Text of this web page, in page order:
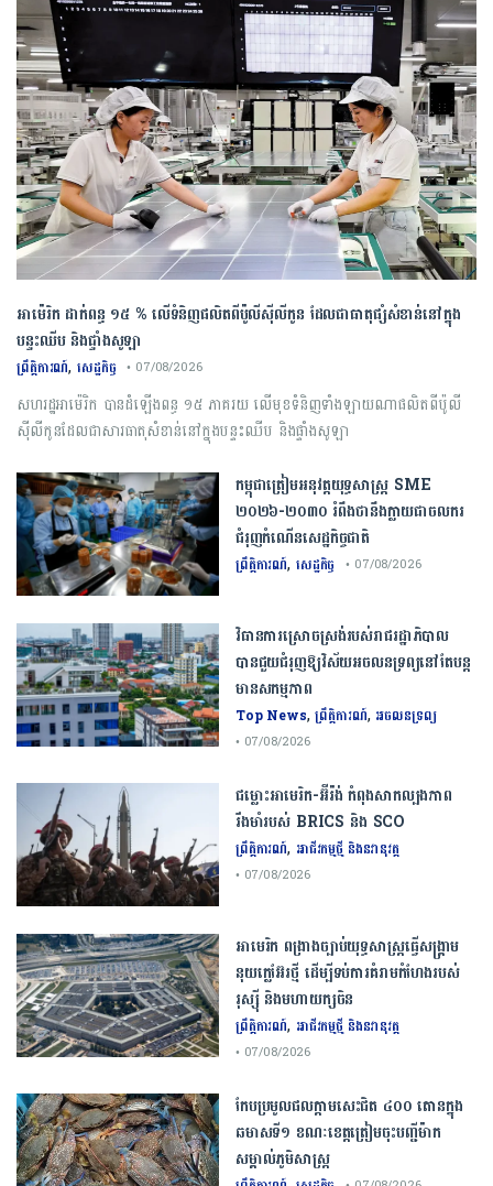
អាម៉េរិក ដាក់ពន្ធ ១៥ % លើទំនិញផលិតពីប៉ូលីស៊ីលីកូន ដែលជាធាតុផ្សំសំខាន់នៅក្នុង
បន្ទះឈីប និងផ្ទាំងសូឡា
ព្រឹត្តិការណ៍, សេដ្ឋកិច្ច • 07/08/2026
សហរដ្ឋអាម៉េរិក បានដំឡើងពន្ធ ១៥ ភាគរយ លើមុខទំនិញទាំងឡាយណាផលិតពីប៉ូលី
ស៊ីលីកូនដែលជាសារធាតុសំខាន់នៅក្នុងបន្ទះឈីប និងផ្ទាំងសូឡា
កម្ពុជា​ត្រៀមអនុវត្ត​យុទ្ធសាស្ត្រ​ ​SME​ ​
២០២៦​-​២០៣០​ រំពឹងថានឹងក្លាយ​ជា​ចលករ​
ជំរុញ​កំណើន​សេដ្ឋកិច្ច​ជាតិ​
ព្រឹត្តិការណ៍, សេដ្ឋកិច្ច • 07/08/2026
វិធានការស្រោចស្រង់របស់រាជរដ្ឋាភិបាល​
បាន​ជួយ​ជំរុញឱ្យវិស័យ​អចលនទ្រព្យនៅតែបន្ត​
មានសកម្មភាព
Top News,ព្រឹត្តិការណ៍, អចលនទ្រព្យ
• 07/08/2026
ជម្លោះ​អាមេរិក​-​អ៊ីរ៉ង់​ ​កំពុង​សាកល្បង​ភាព​
រឹងមាំ​របស់​ ​BRICS​ ​និង​ ​SCO​
ព្រឹត្តិការណ៍, អាជីវកម្មថ្មី និងនវានុវត្ត
• 07/08/2026
​អាមេរិក​ ពង្រាងច្បាប់​យុទ្ធសាស្ត្រ​ធ្វើ​សង្គ្រាម​
នុយក្លេអ៊ែរ​ថ្មី ដើម្បីទប់ការគំរាមកំហែងរបស់​
រុស្ស៊ី និងមហាយក្សចិន
ព្រឹត្តិការណ៍, អាជីវកម្មថ្មី និងនវានុវត្ត
• 07/08/2026
កែប​ប្រមូល​ផល​ក្តាម​សេះ​ជិត​ ​៤០០ ​តោន​ក្នុង​
ឆមាស​ទី​១​ ​ខណៈ​ខេត្ត​ត្រៀម​ចុះបញ្ជី​ម៉ាក​
សម្គាល់​ភូមិសាស្ត្រ​